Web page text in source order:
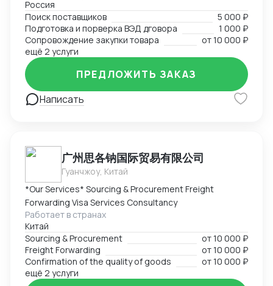
Поиск поставщиков в сфере запчастей, одежды,
товаров для дома и электронике. Поиск
поставщиков, подбор и проверка благонадежности
фабрик, подготовка договоров, ведение закупки на
всех этапах, подготовка товаросопроводительной
документации. Перевод на "белую" закупку и импорт
с минимальным удорожанием товара.
Россия
Поиск поставщиков
5 000 ₽
Подготовка и порверка ВЭД дговора
1 000 ₽
Сопровождение закупки товара
от10 000 ₽
ещё 2 услуги
Написать
ПРЕДЛОЖИТЬ ЗАКАЗ
广州思各钠国际贸易有限公司
Гуанчжоу, Китай
*Our Services* Sourcing & Procurement Freight
Forwarding Visa Services Consultancy
Работает в странах
Китай
Sourcing & Procurement
от10 000 ₽
Freight Forwarding
от10 000 ₽
Confirmation of the quality of goods
от10 000 ₽
ещё 2 услуги